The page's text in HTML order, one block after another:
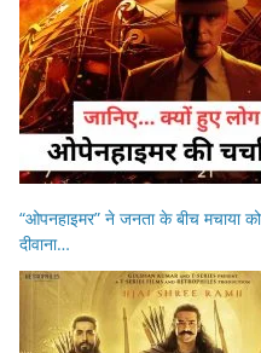
“ओपनहाइमर” ने जनता के बीच मचाया
दीवाना…